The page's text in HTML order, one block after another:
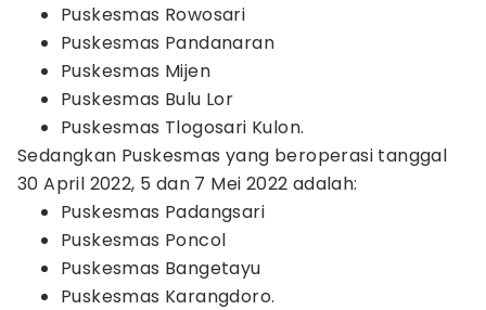
Puskesmas Rowosari
Puskesmas Pandanaran
Puskesmas Mijen
Puskesmas Bulu Lor
Puskesmas Tlogosari Kulon.
Sedangkan Puskesmas yang beroperasi tanggal
30 April 2022, 5 dan 7 Mei 2022 adalah:
Puskesmas Padangsari
Puskesmas Poncol
Puskesmas Bangetayu
Puskesmas Karangdoro.